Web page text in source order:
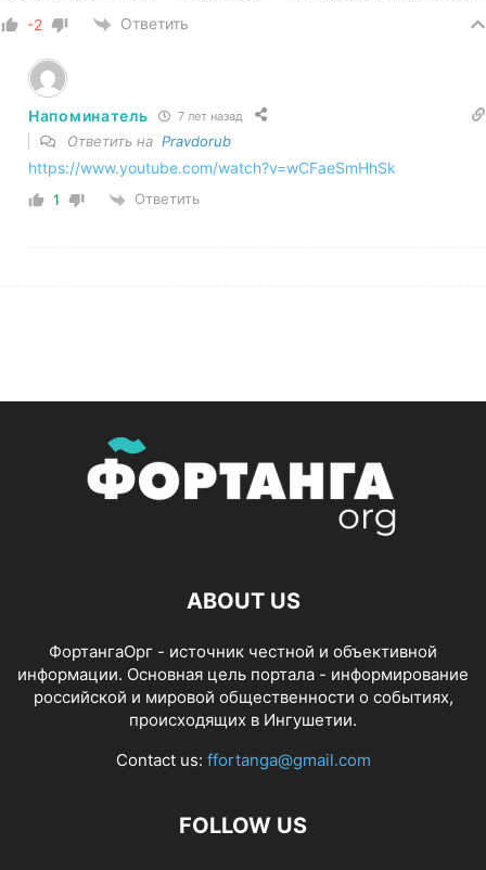
-2
Ответить
Напоминатель 7 лет назад
Ответить на Pravdorub
https://www.youtube.com/watch?v=wCFaeSmHhSk
1 Ответить
ABOUT US
ФортангаОрг - источник честной и объективной
информации. Основная цель портала - информирование
российской и мировой общественности о событиях,
происходящих в Ингушетии.
Contact us: ffortanga@gmail.com
FOLLOW US